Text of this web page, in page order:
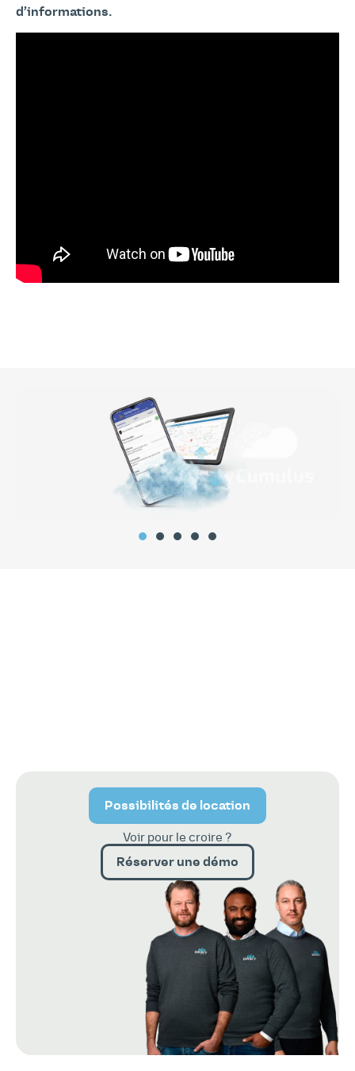
d’informations.
Possibilités de location
Voir pour le croire ?
Réserver une démo